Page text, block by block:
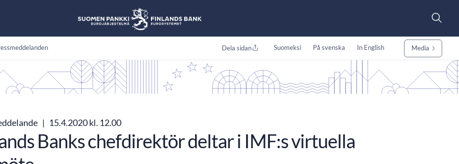
Dela sidan Suomeksi På svenska In English Media
| 15.4.2020 kl. 12.00
Banks chefdirektör deltar i IMF:s virtuella